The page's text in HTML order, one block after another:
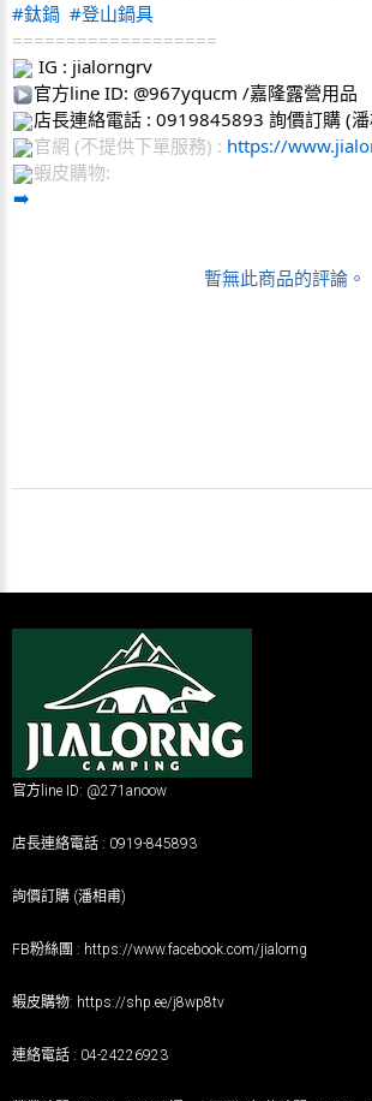
#鈦鍋 #登山鍋具
===================
IG : jialorngrv
官方line ID: @967yqucm /嘉隆露營用品
店長連絡電話 : 0919845893 詢價訂購 (
官網 (不提供下單服務) : https://
蝦皮購物:
暫無此商品的評論。
官方line ID: @271anoow
店長連絡電話 : 0919-845893
詢價訂購 (潘相甫)
FB粉絲團 : https://www.facebook.com/jialorng
蝦皮購物: https://shp.ee/j8wp8tv
連絡電話 : 04-24226923